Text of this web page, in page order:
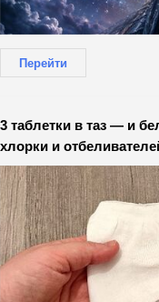
Перейти
3 таблетки в таз — и
хлорки и